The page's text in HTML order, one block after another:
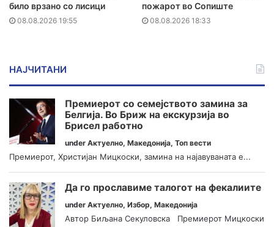
било врзано со лисици
08.08.2026 19:55
пожарот во Сопиште
08.08.2026 18:33
НАЈЧИТАНИ
Премиерот со семејството замина за
Белгија. Во Бриж на екскурзија во
Брисел работно
under Актуелно, Македонија, Топ вести
Премиерот, Христијан Мицкоски, замина на најавуваната е...
Да го прославиме талогот на фекалиите
under Актуелно, Избор, Македонија
Автор Биљана Секуловска Премиерот Мицкоски